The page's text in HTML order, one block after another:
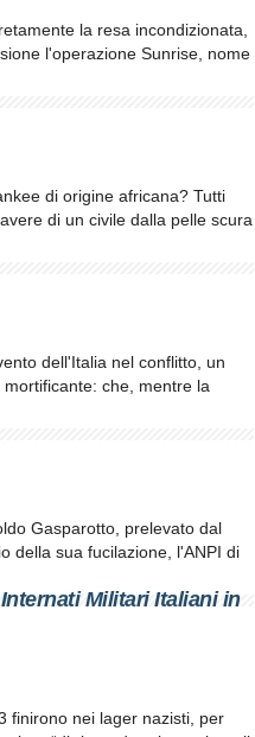
la resa incondizionata,
l'operazione Sunrise, nome
di origine africana? Tutti
di un civile dalla pelle scura
dell'Italia nel conflitto, un
che, mentre la
Gasparotto, prelevato dal
della sua fucilazione, l'ANPI di
Militari Italiani in
finirono nei lager nazisti, per